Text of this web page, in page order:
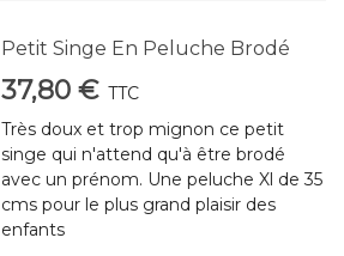
Petit Singe En Peluche Brodé
37,80 € TTC
Très doux et trop mignon ce petit
singe qui n'attend qu'à être brodé
avec un prénom. Une peluche Xl de 35
cms pour le plus grand plaisir des
enfants